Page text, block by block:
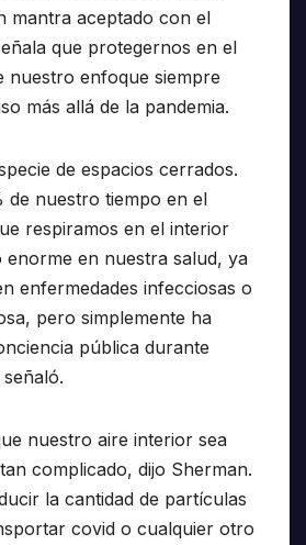
mantra aceptado con el
que protegernos en el
nuestro enfoque siempre
más allá de la pandemia.
de espacios cerrados.
de nuestro tiempo en el
respiramos en el interior
enorme en nuestra salud, ya
enfermedades infecciosas o
pero simplemente ha
pública durante
nuestro aire interior sea
complicado, dijo Sherman.
la cantidad de partículas
covid o cualquier otro